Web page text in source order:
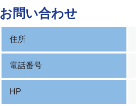
お問い合わせ
住所
電話番号
HP